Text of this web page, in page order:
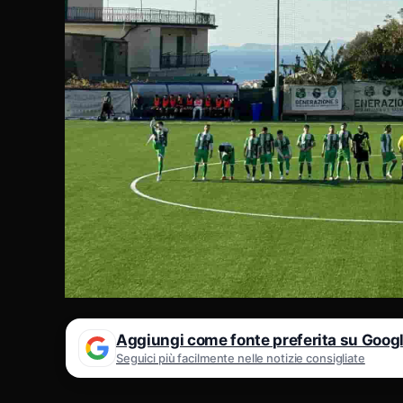
Aggiungi come fonte preferita su
Seguici più facilmente nelle notizie consigliate